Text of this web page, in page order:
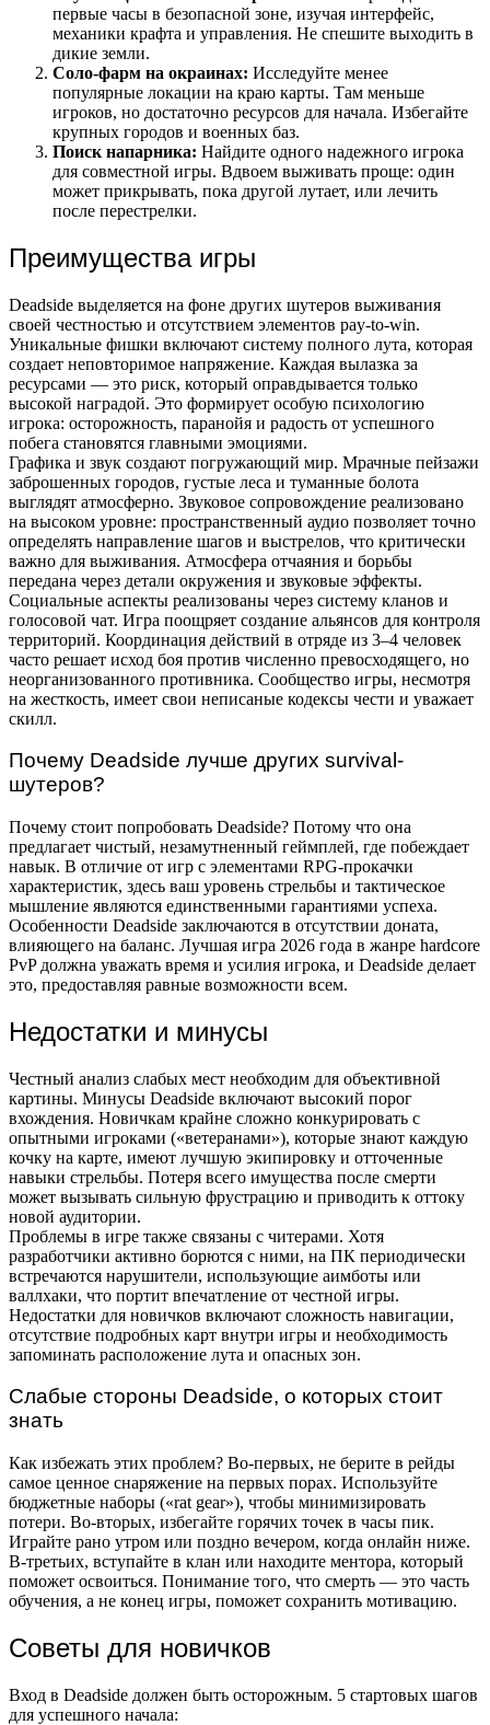
первые часы в безопасной зоне, изучая интерфейс,
механики крафта и управления. Не спешите выходить в
дикие земли.
Соло-фарм на окраинах: Исследуйте менее
популярные локации на краю карты. Там меньше
игроков, но достаточно ресурсов для начала. Избегайте
крупных городов и военных баз.
Поиск напарника: Найдите одного надежного игрока
для совместной игры. Вдвоем выживать проще: один
может прикрывать, пока другой лутает, или лечить
после перестрелки.
Преимущества игры
Deadside выделяется на фоне других шутеров выживания
своей честностью и отсутствием элементов pay-to-win.
Уникальные фишки включают систему полного лута, которая
создает неповторимое напряжение. Каждая вылазка за
ресурсами — это риск, который оправдывается только
высокой наградой. Это формирует особую психологию
игрока: осторожность, паранойя и радость от успешного
побега становятся главными эмоциями.
Графика и звук создают погружающий мир. Мрачные пейзажи
заброшенных городов, густые леса и туманные болота
выглядят атмосферно. Звуковое сопровождение реализовано
на высоком уровне: пространственный аудио позволяет точно
определять направление шагов и выстрелов, что критически
важно для выживания. Атмосфера отчаяния и борьбы
передана через детали окружения и звуковые эффекты.
Социальные аспекты реализованы через систему кланов и
голосовой чат. Игра поощряет создание альянсов для контроля
территорий. Координация действий в отряде из 3–4 человек
часто решает исход боя против численно превосходящего, но
неорганизованного противника. Сообщество игры, несмотря
на жесткость, имеет свои неписаные кодексы чести и уважает
скилл.
Почему Deadside лучше других survival-
шутеров?
Почему стоит попробовать Deadside? Потому что она
предлагает чистый, незамутненный геймплей, где побеждает
навык. В отличие от игр с элементами RPG-прокачки
характеристик, здесь ваш уровень стрельбы и тактическое
мышление являются единственными гарантиями успеха.
Особенности Deadside заключаются в отсутствии доната,
влияющего на баланс. Лучшая игра 2026 года в жанре hardcore
PvP должна уважать время и усилия игрока, и Deadside делает
это, предоставляя равные возможности всем.
Недостатки и минусы
Честный анализ слабых мест необходим для объективной
картины. Минусы Deadside включают высокий порог
вхождения. Новичкам крайне сложно конкурировать с
опытными игроками («ветеранами»), которые знают каждую
кочку на карте, имеют лучшую экипировку и отточенные
навыки стрельбы. Потеря всего имущества после смерти
может вызывать сильную фрустрацию и приводить к оттоку
новой аудитории.
Проблемы в игре также связаны с читерами. Хотя
разработчики активно борются с ними, на ПК периодически
встречаются нарушители, использующие аимботы или
валлхаки, что портит впечатление от честной игры.
Недостатки для новичков включают сложность навигации,
отсутствие подробных карт внутри игры и необходимость
запоминать расположение лута и опасных зон.
Слабые стороны Deadside, о которых стоит
знать
Как избежать этих проблем? Во-первых, не берите в рейды
самое ценное снаряжение на первых порах. Используйте
бюджетные наборы («rat gear»), чтобы минимизировать
потери. Во-вторых, избегайте горячих точек в часы пик.
Играйте рано утром или поздно вечером, когда онлайн ниже.
В-третьих, вступайте в клан или находите ментора, который
поможет освоиться. Понимание того, что смерть — это часть
обучения, а не конец игры, поможет сохранить мотивацию.
Советы для новичков
Вход в Deadside должен быть осторожным. 5 стартовых шагов
для успешного начала: